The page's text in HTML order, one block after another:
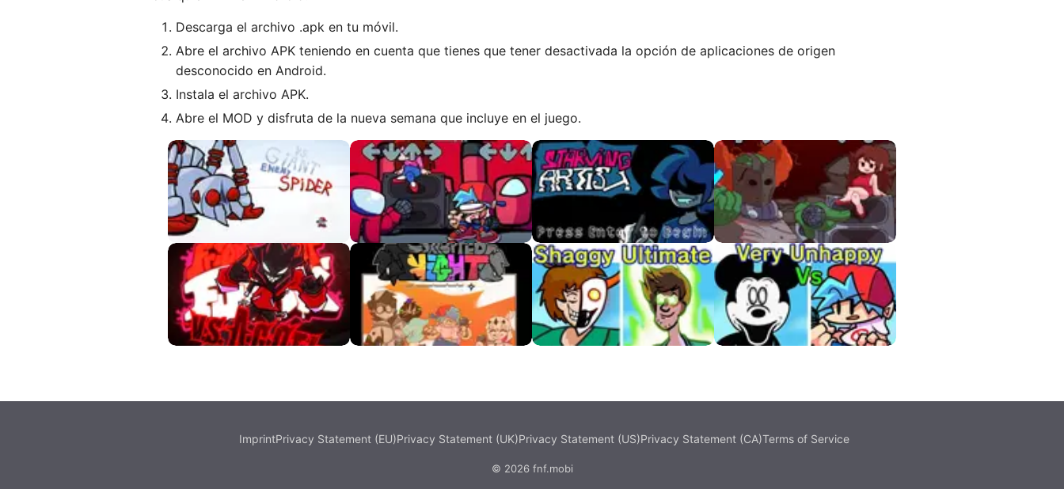
Descarga el archivo .apk en tu móvil.
Abre el archivo APK teniendo en cuenta que tienes que tener desactivada la opción de aplicaciones de origen
desconocido en Android.
Instala el archivo APK.
Abre el MOD y disfruta de la nueva semana que incluye en el juego.
FNF VS Giant Enemy
Spider
VS Red Imposter VS Starving Artist APK VS Tricky HD APK
ImprintPrivacy Statement (EU)Privacy Statement (UK)Privacy Statement (US)Privacy Statement (CA)Terms of Service
© 2026 fnf.mobi